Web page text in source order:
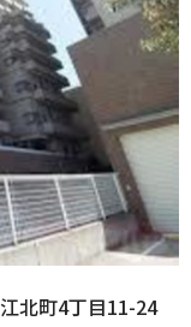
北町4丁目11-24